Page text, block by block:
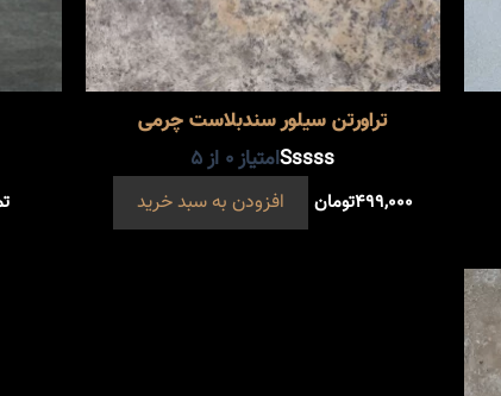
تراورتن سیلور سندبلاست چرمی
امتیاز0 از 5
۴۹۹,۰۰۰تومان افزودن به سبد خرید